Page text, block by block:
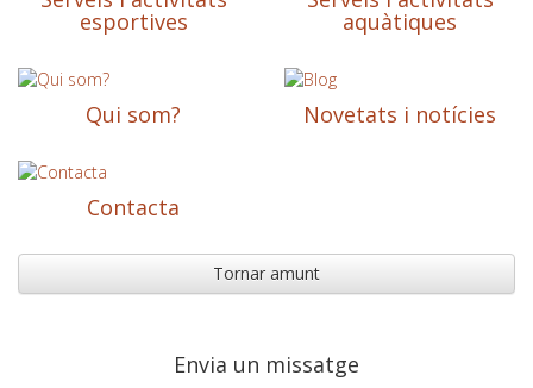
esportives aquàtiques
Qui som? Novetats i notícies
Contacta
Tornar amunt
Envia un missatge